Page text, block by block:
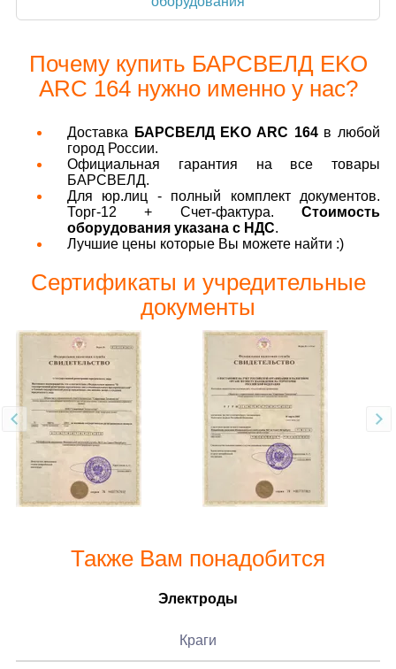
Почему купить БАРСВЕЛД EKO
ARC 164 нужно именно у нас?
Доставка БАРСВЕЛД EKO ARC 164в любой
город России.
Официальная гарантия на все товары
БАРСВЕЛД.
Для юр.лиц - полный комплект документов.
Торг-12 + Счет-фактура. Стоимость
оборудования указана с НДС.
Лучшие цены которые Вы можете найти :)
Сертификаты и учредительные
документы
Также Вам понадобится
Электроды
Краги